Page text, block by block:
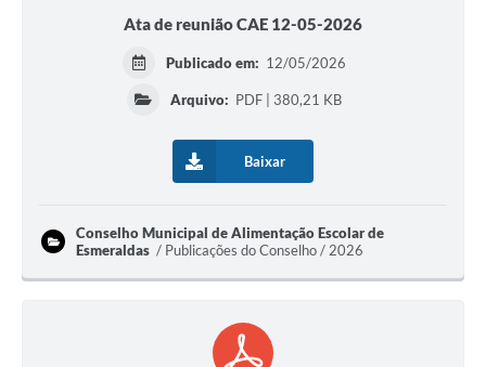
Ata de reunião CAE 12-05-2026
Publicado em: 12/05/2026
Arquivo: PDF | 380,21 KB
Baixar
Conselho Municipal de Alimentação Escolar de
Esmeraldas
Publicações do Conselho / 2026